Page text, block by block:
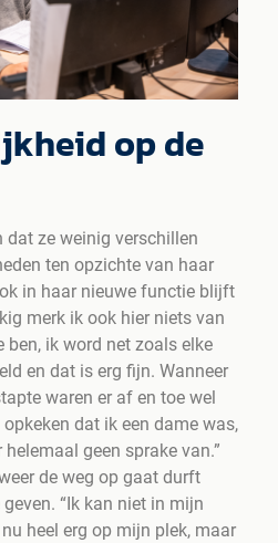
op de
dat ze weinig verschillen
ten opzichte van haar
in haar nieuwe functie blijft
merk ik ook hier niets van
ben, ik word net zoals elke
en dat is erg fijn. Wanneer
waren er af en toe wel
dat ik een dame was,
geen sprake van.”
de weg op gaat durft
“Ik kan niet in mijn
heel erg op mijn plek, maar